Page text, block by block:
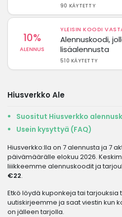
90 KÄYTETTY
10%
ALENNUS
YLEISIN KOODI
Alennuskoodi,
lisäalennusta
510 KÄYTETTY
Hiusverkko Ale
Suositut Hiusverkko
Usein kysyttyä (FAQ)
Hiusverkko:lla on 7 alennusta ja 7
päivämäärälle elokuu 2026.
liiikkeemme alennuskoodit ja
€22.
Etkö löydä kuponkeja tai tarjouksia
uutiskirjeemme ja saat viestin kun
on jälleen tarjolla.